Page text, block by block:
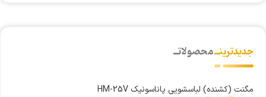
جدیدترینــمحصولاتــ
مگنت (کشنده) لباسشویی پاناسونیک HM-25V